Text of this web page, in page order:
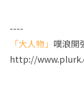
----
「大人物」 噗浪開
http://